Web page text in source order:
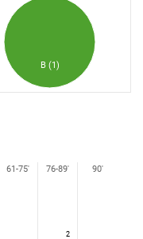
В (1)
2
61-75' 76-89' 90'